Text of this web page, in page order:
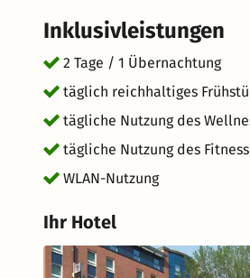
Inklusivleistungen
2 Tage / 1 Übernachtung
täglich reichhaltiges
tägliche Nutzung des
tägliche Nutzung des
WLAN-Nutzung
Ihr Hotel